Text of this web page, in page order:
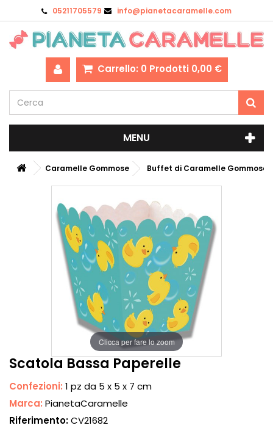
05211705579 info@pianetacaramelle.com
Carrello: 0 Prodotti 0,00 €
MENU
Caramelle Gommose Buffet di Caramelle Gommose
Clicca per fare lo zoom
Scatola Bassa Paperelle
Confezioni: 1 pz da 5 x 5 x 7 cm
Marca: PianetaCaramelle
Riferimento:CV21682